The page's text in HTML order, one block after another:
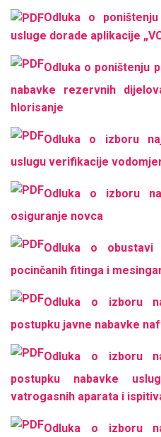
Odluka o
usluge dorade aplikacije
Odluka o poništenju
nabavke rezervnih
hlorisanje
Odluka o izboru
uslugu verifikacije
Odluka o izboru
osiguranje novca
Odluka o obustavi
pocinčanih fitinga i
Odluka o izboru
postupku javne nabavke
Odluka o izboru
postupku nabavke
vatrogasnih aparata i
Odluka o izboru